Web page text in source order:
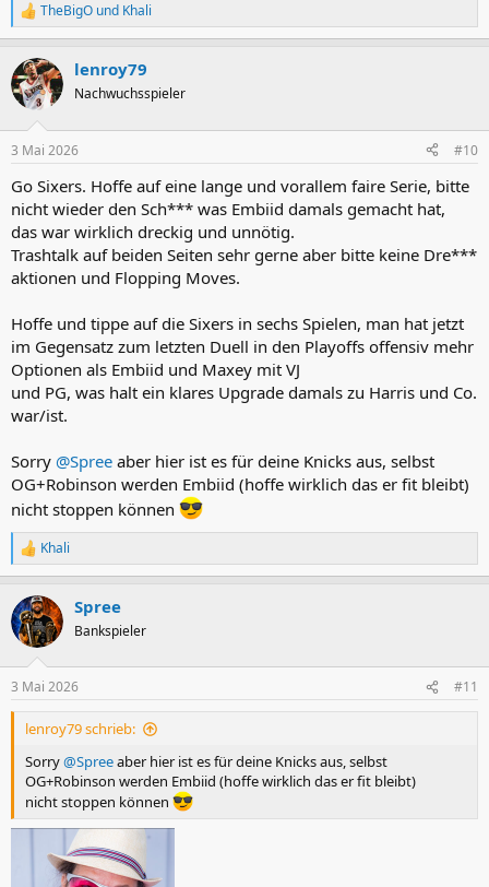
R
e
k
t
i
e
:
TheBigO und Khali
lenroy79
Nachwuchsspieler
3 Mai 2026 #10
Go Sixers. Hoffe auf eine lange und vorallem faire Serie, bitte
nicht wieder den Sch*** was Embiid damals gemacht hat,
das war wirklich dreckig und unnötig.
Trashtalk auf beiden Seiten sehr gerne aber bitte keine Dre***
aktionen und Flopping Moves.
Hoffe und tippe auf die Sixers in sechs Spielen, man hat jetzt
im Gegensatz zum letzten Duell in den Playoffs offensiv mehr
Optionen als Embiid und Maxey mit VJ
und PG, was halt ein klares Upgrade damals zu Harris und Co.
war/ist.
Sorry @Spree aber hier ist es für deine Knicks aus, selbst
OG+Robinson werden Embiid (hoffe wirklich das er fit bleibt)
nicht stoppen können
R
e
k
t
i
e
n
Khali
Spree
Bankspieler
3 Mai 2026 #11
lenroy79 schrieb:
Sorry@Spreeaber hier ist es für deine Knicks aus, selbst
OG+Robinson werden Embiid (hoffe wirklich das er fit bleibt)
nicht stoppen können